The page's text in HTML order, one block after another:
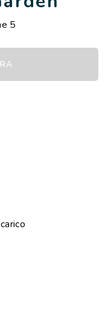
della pulizia
illustrativo
5